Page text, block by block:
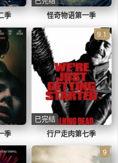
季 怪奇物语第一季
季 行尸走肉第七季
9.1
已完结
9